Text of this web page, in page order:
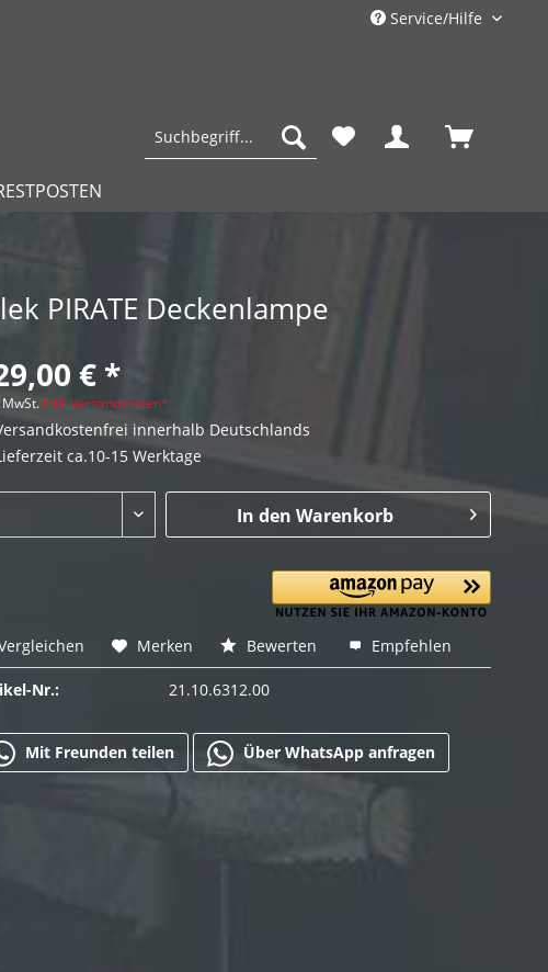
Service/Hilfe
PIRATE Deckenlampe
€ *
inkl. Versandkosten*
innerhalb Deutschlands
ca.10-15 Werktage
In den Warenkorb
Merken Bewerten Empfehlen
Nr.: 21.10.6312.00
Mit Freunden teilen Über WhatsApp anfragen